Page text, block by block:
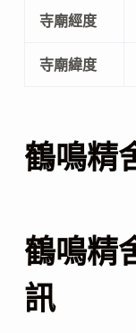
寺廟經度
寺廟緯度
鶴鳴精
鶴鳴精
訊